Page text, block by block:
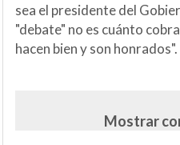
sea el presidente del
"debate" no es cuánto
hacen bien y son honrados".
Mostrar